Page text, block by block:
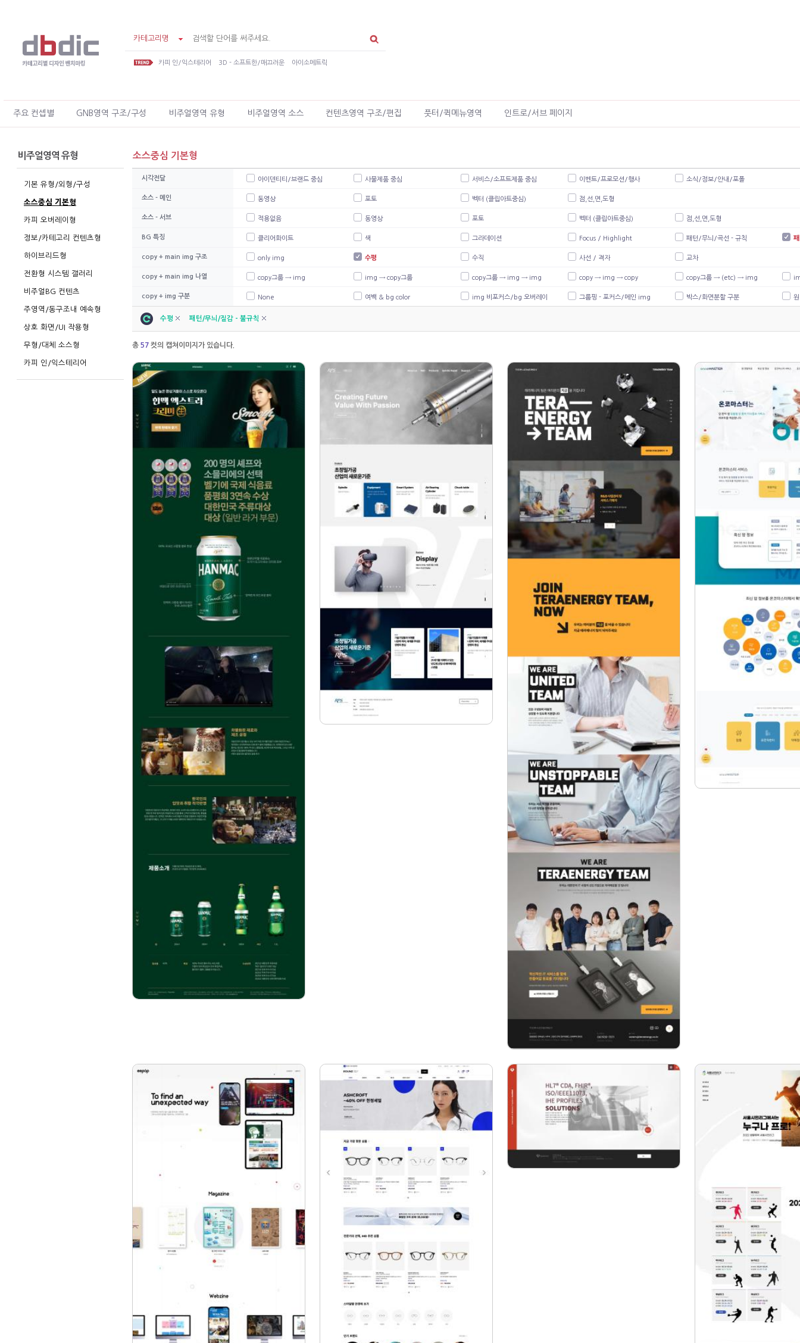
카테고리명
카피 인/익스테리어 3D - 소프트한/매끄러운 아이소메트릭
주요 컨셉별 GNB영역 구조/구성 비주얼영역 유형 비주얼영역 소스 컨텐츠영역 구조/편집 풋터/퀵메뉴영역 인트로/서브 페이지
비주얼영역 유형
기본 유형/외형/구성
소스중심 기본형
카피 오버레이형
정보/카테고리 컨텐츠형
하이브리드형
전환형 시스템 갤러리
비주얼BG 컨텐츠
주영역/동구조내 예속형
상호 화면/UI 작용형
무형/대체 소스형
카피 인/익스테리어
소스중심 기본형
시각전달 아이덴티티/브랜드 중심 사물제품 중심 서비스/소프트제품 중심 이벤트/프로모션/행사 소식/정보/안내/포폴
소스 - 메인 동영상 포토 벡터 (클립아트중심) 점,선,면,도형
소스 - 서브 적용없음 동영상 포토 벡터 (클립아트중심) 점,선,면,도형
BG 특징 클리어화이트 색 그라데이션 Focus / Highlight 패턴/무늬/곡선 - 규칙
copy + main img 구조 only img 수평 수직 사선 / 격자 교차
copy + main img 나열 copy그룹 → img img → copy그룹 copy그룹 → img → img copy → img → copy copy그룹 → (etc) → img
copy + img 구분 None 여백 & bg color img 비포커스/bg 오버레이 그룹핑 - 포커스/메인 img 박스/화면분할 구분
수평 패턴/무늬/질감 - 불규칙
총 57 컷의 캡쳐이미지가 있습니다.